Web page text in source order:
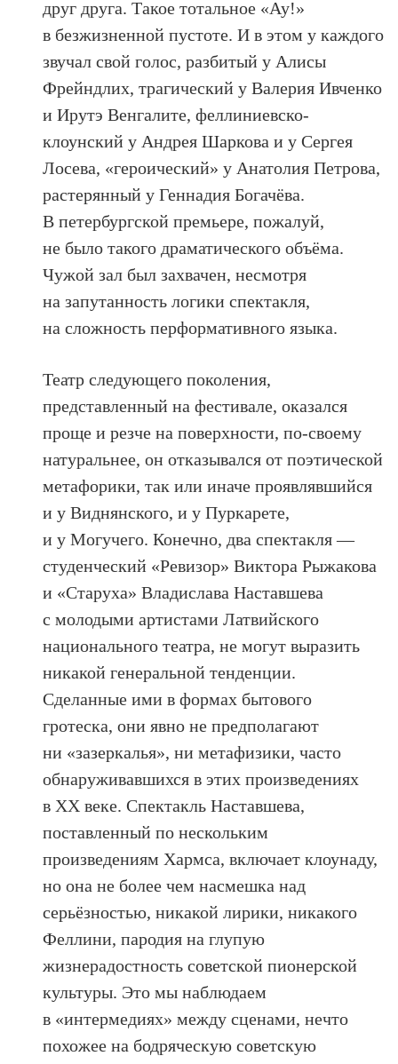
друг друга. Такое тотальное «Ау!»
в безжизненной пустоте. И в этом у каждого
звучал свой голос, разбитый у Алисы
Фрейндлих, трагический у Валерия Ивченко
и Ирутэ Венгалите, феллиниевско-
клоунский у Андрея Шаркова и у Сергея
Лосева, «героический» у Анатолия Петрова,
растерянный у Геннадия Богачёва.
В петербургской премьере, пожалуй,
не было такого драматического объёма.
Чужой зал был захвачен, несмотря
на запутанность логики спектакля,
на сложность перформативного языка.
Театр следующего поколения,
представленный на фестивале, оказался
проще и резче на поверхности, по-своему
натуральнее, он отказывался от поэтической
метафорики, так или иначе проявлявшийся
и у Виднянского, и у Пуркарете,
и у Могучего. Конечно, два спектакля —
студенческий «Ревизор» Виктора Рыжакова
и «Старуха» Владислава Наставшева
с молодыми артистами Латвийского
национального театра, не могут выразить
никакой генеральной тенденции.
Сделанные ими в формах бытового
гротеска, они явно не предполагают
ни «зазеркалья», ни метафизики, часто
обнаруживавшихся в этих произведениях
в ХХ веке. Спектакль Наставшева,
поставленный по нескольким
произведениям Хармса, включает клоунаду,
но она не более чем насмешка над
серьёзностью, никакой лирики, никакого
Феллини, пародия на глупую
жизнерадостность советской пионерской
культуры. Это мы наблюдаем
в «интермедиях» между сценами, нечто
похожее на бодряческую советскую